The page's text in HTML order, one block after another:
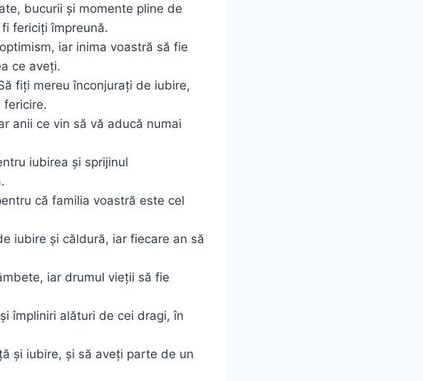
bucurii și momente pline de
fericiți împreună.
iar inima voastră să fie
ce aveți.
fiți mereu înconjurați de iubire,
fericire.
anii ce vin să vă aducă numai
iubirea și sprijinul
că familia voastră este cel
iubire și căldură, iar fiecare an să
iar drumul vieții să fie
împliniri alături de cei dragi, în
și iubire, și să aveți parte de un